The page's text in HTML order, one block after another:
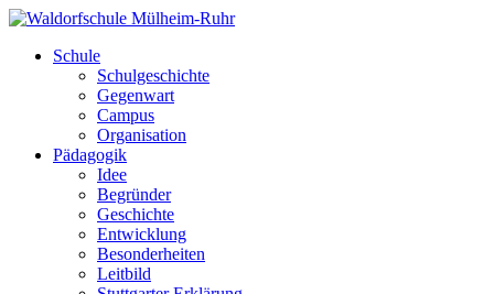
Schule
Schulgeschichte
Gegenwart
Campus
Organisation
Pädagogik
Idee
Begründer
Geschichte
Entwicklung
Besonderheiten
Leitbild